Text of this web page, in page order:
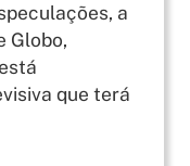
a
Globo,
que terá